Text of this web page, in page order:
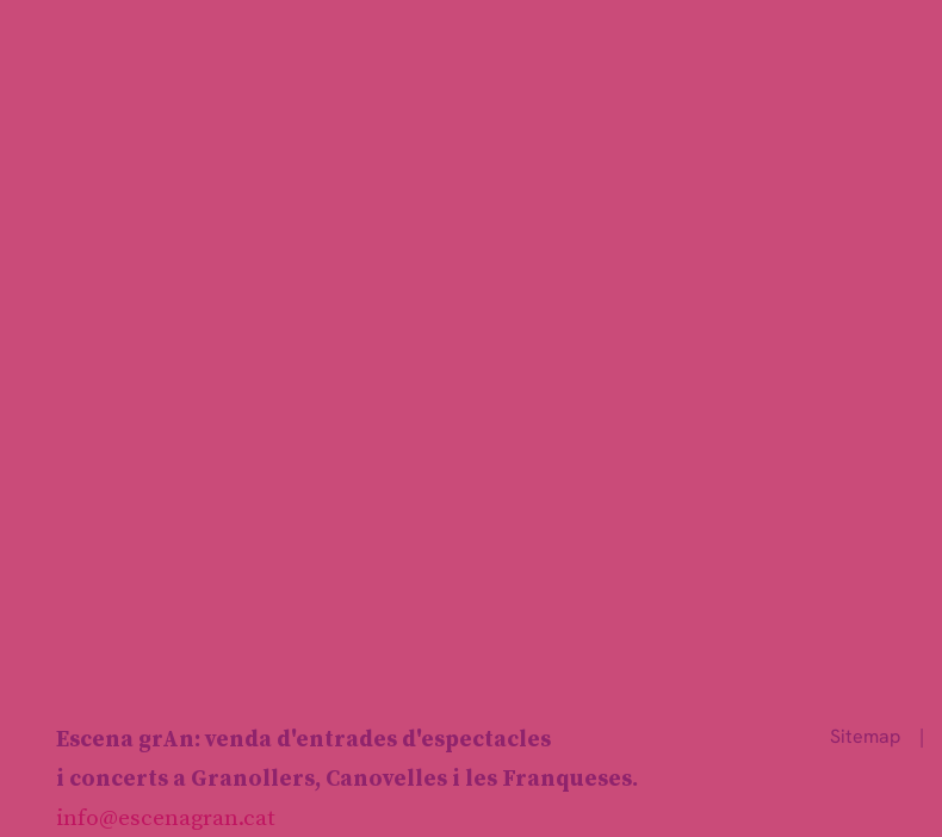
Escena grAn: venda d'entrades d'espectacles
i concerts a Granollers, Canovelles i les Franqueses.
info@escenagran.cat
Sitemap |